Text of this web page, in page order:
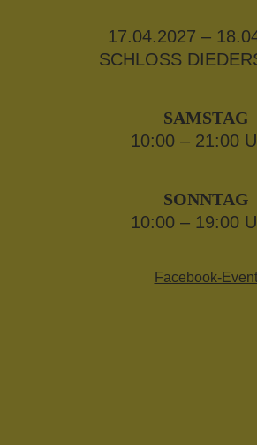
17.04.2027 –
SCHLOSS
SAMSTAG
10:00 – 21:00
SONNTAG
10:00 – 19:00
Facebook-Event